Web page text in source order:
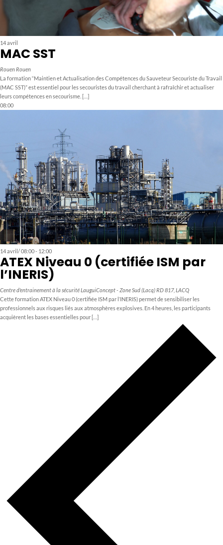
14 avril
MAC SST
RouenRouen
La formation “Maintien et Actualisation des Compétences du Sauveteur Secouriste du Travail
(MAC SST)” est essentiel pour les secouristes du travail cherchant à rafraîchir et actualiser
leurs compétences en secourisme. […]
08:00
14 avril/ 08:00- 12:00
ATEX Niveau 0 (certifiée ISM par
l’INERIS)
Centre d'entrainement à la sécurité LauguiConcept - Zone Sud (Lacq)RD 817, LACQ
Cette formation ATEX Niveau 0 (certifiée ISM par l’INERIS) permet de sensibiliser les
professionnels aux risques liés aux atmosphères explosives. En 4 heures, les participants
acquièrent les bases essentielles pour […]